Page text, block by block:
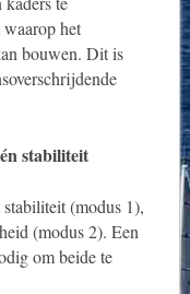
waarop het
bouwen. Dit is
stabiliteit
(modus 1),
(modus 2). Een
om beide te